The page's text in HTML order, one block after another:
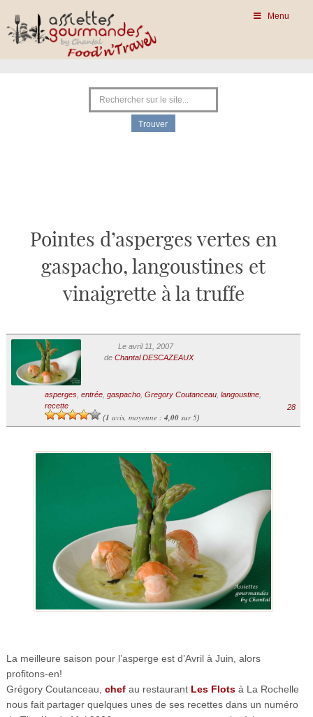
Menu
Pointes d’asperges vertes en
gaspacho, langoustines et
vinaigrette à la truffe
Le avril 11, 2007
de Chantal DESCAZEAUX
asperges, entrée, gaspacho, Gregory Coutanceau, langoustine,
recette
(1 avis, moyenne : 4,00sur 5)
28
La meilleure saison pour l’asperge est d’Avril à Juin, alors
profitons-en!
Grégory Coutanceau, chefau restaurant Les Flotsà La Rochelle
nous fait partager quelques unes de ses recettes dans un numéro